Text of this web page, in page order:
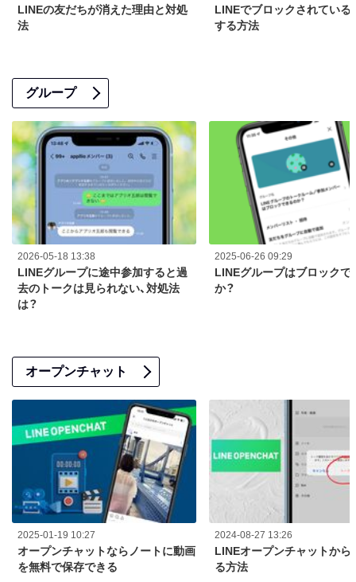
LINEの友だちが消えた理由と対処
法
LINEでブロックされている
する方法
グループ
2026-05-18 13:38
LINEグループに途中参加すると過
去のトークは見られない、対処法
は？
2025-06-26 09:29
LINEグループはブロックで
か？
オープンチャット
2025-01-19 10:27
オープンチャットならノートに動画
を無料で保存できる
2024-08-27 13:26
LINEオープンチャットから
る方法